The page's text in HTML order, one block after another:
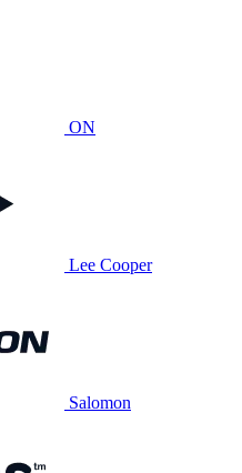
ON
Lee Cooper
Salomon